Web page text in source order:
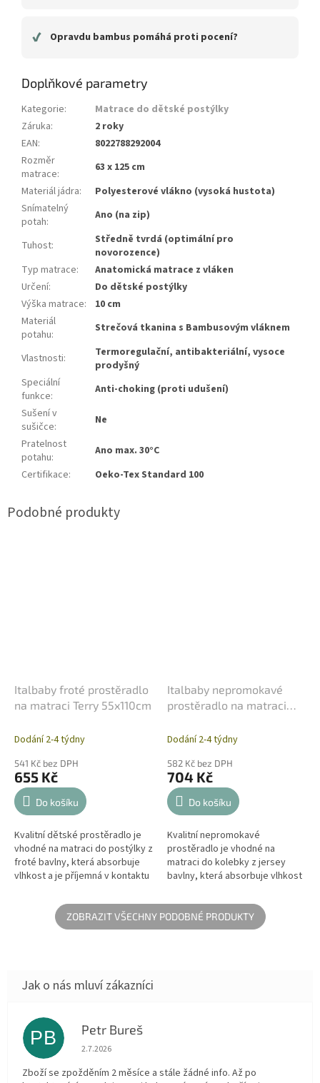
✔ Opravdu bambus pomáhá proti pocení?
Doplňkové parametry
Kategorie:
Matrace do dětské postýlky
Záruka:
2 roky
EAN:
8022788292004
Rozměr
matrace:
63 x 125 cm
Materiál jádra:
Polyesterové vlákno (vysoká hustota)
Snímatelný
potah: Ano (na zip)
Tuhost:
Středně tvrdá (optimální pro
novorozence)
Typ matrace:
Anatomická matrace z vláken
Určení:
Do dětské postýlky
Výška matrace:
10 cm
Materiál
potahu: Strečová tkanina s Bambusovým vláknem
Vlastnosti:
Termoregulační, antibakteriální, vysoce
prodyšný
Speciální
funkce:
Anti-choking (proti udušení)
Sušení v
sušičce:
Ne
Pratelnost
potahu:
Ano max. 30°C
Certifikace: Oeko-Tex Standard 100
Italbaby froté prostěradlo
na matraci Terry 55x110cm
Dodání 2-4 týdny
541 Kč bez DPH
655 Kč
Do košíku
Kvalitní dětské prostěradlo je
vhodné na matraci do postýlky z
froté bavlny, která absorbuje
vlhkost a je příjemná v kontaktu
vyrobeno z velmi...
Italbaby nepromokavé
prostěradlo na matraci
Dodání 2-4 týdny
582 Kč bez DPH
704 Kč
Do košíku
Kvalitní nepromokavé
prostěradlo je vhodné na
matraci do kolebky z jersey
bavlny, která absorbuje vlhkost
Napínací prostěradlo chrání
matraci...
ZOBRAZIT VŠECHNY PODOBNÉ PRODUKTY
PB Petr Bureš
Hodnocení obchodu je 1 z 5 hvězdiček.
2.7.2026
Zboží se zpožděním 2 měsíce a stále žádné info. Až po